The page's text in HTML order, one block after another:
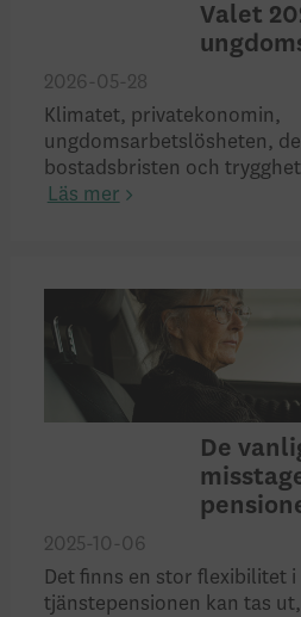
Valet
2026-05-28
Klimatet, privatekonomin,
ungdomsarbetslösheten,
bostadsbristen och
Läs mer
De
2025-10-06
Det finns en stor flexibilitet i
tjänstepensionen kan tas